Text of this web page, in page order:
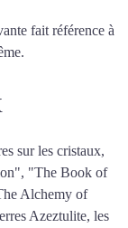
fait référence à
sur les cristaux,
"The Book of
Alchemy of
Azeztulite, les